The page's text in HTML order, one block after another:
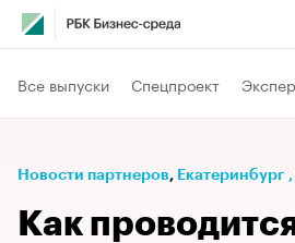
Все выпуски Спецпроект
Новости партнеров⁠, Екатеринбург ,
Как